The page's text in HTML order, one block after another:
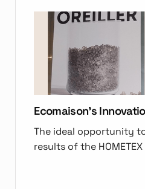
Ecomaison's
The ideal opportunity
results of the